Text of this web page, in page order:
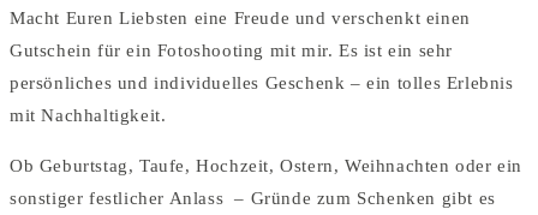
Macht Euren Liebsten eine Freude und verschenkt einen
Gutschein für ein Fotoshooting mit mir. Es ist ein sehr
persönliches und individuelles Geschenk – ein tolles Erlebnis
mit Nachhaltigkeit.
Ob Geburtstag, Taufe, Hochzeit, Ostern, Weihnachten oder ein
sonstiger festlicher Anlass – Gründe zum Schenken gibt es